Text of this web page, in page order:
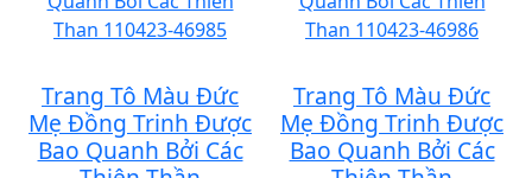
Trang Tô Màu Đức
Mẹ Đồng Trinh Được
Bao Quanh Bởi Các
Trang Tô Màu Đức
Mẹ Đồng Trinh Được
Bao Quanh Bởi Các